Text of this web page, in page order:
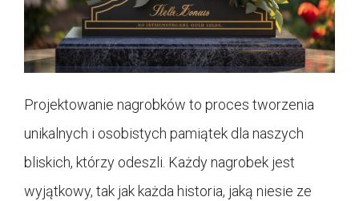
Projektowanie nagrobków to proces tworzenia
unikalnych i osobistych pamiątek dla naszych
bliskich, którzy odeszli. Każdy nagrobek jest
wyjątkowy, tak jak każda historia, jaką niesie ze